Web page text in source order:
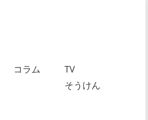
コラム
TV
そうけん